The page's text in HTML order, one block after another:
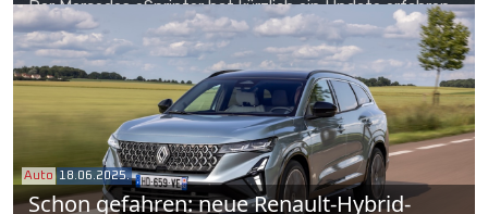
Der Mercedes eSprinter hat kürzlich ein Update erfahren
und kommt nun mit drei Batteriegrößen, um möglichst
viele Bedürfnisse abzudecken. Überzeugend auch die
Variantenvielfalt.
Auto 18.06.2025.
Schon gefahren: neue Renault-Hybrid-